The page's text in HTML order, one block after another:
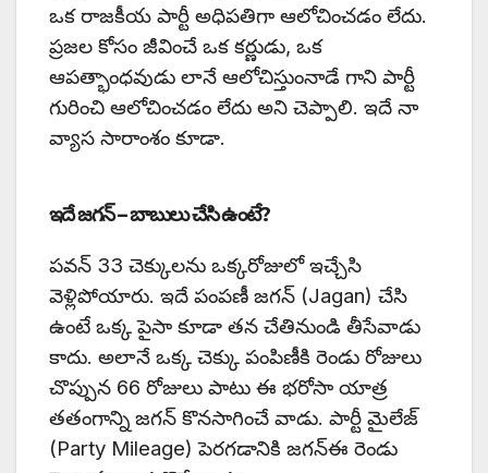
ఒక రాజకీయ పార్టీ అధిపతిగా ఆలోచించడం లేదు.
ప్రజల కోసం జీవించే ఒక కర్ణుడు, ఒక
ఆపత్భాంధవుడు లానే ఆలోచిస్తుంనాడే గాని పార్టీ
గురించి ఆలోచించడం లేదు అని చెప్పాలి. ఇదే నా
వ్యాస సారాంశం కూడా.
ఇదే జగన్ – బాబులు చేసి ఉంటే?
పవన్ 33 చెక్కులను ఒక్కరోజులో ఇచ్చేసి
వెళ్లిపోయారు. ఇదే పంపణీ జగన్ (Jagan) చేసి
ఉంటే ఒక్క పైసా కూడా తన చేతినుండి తీసేవాడు
కాదు. అలానే ఒక్క చెక్కు పంపిణీకి రెండు రోజులు
చొప్పున 66 రోజులు పాటు ఈ భరోసా యాత్ర
తతంగాన్ని జగన్ కొనసాగించే వాడు. పార్టీ మైలేజ్
(Party Mileage) పెరగడానికి జగన్ఈ రెండు